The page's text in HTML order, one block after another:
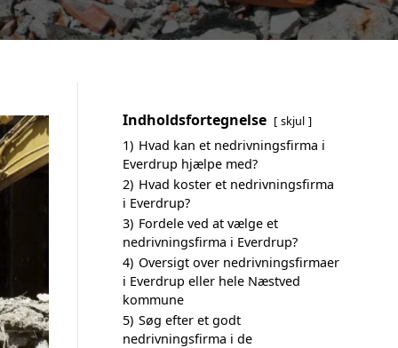
Indholdsfortegnelse skjul
1) Hvad kan et nedrivningsfirma i
Everdrup hjælpe med?
2) Hvad koster et nedrivningsfirma
i Everdrup?
3) Fordele ved at vælge et
nedrivningsfirma i Everdrup?
4) Oversigt over nedrivningsfirmaer
i Everdrup eller hele Næstved
kommune
5) Søg efter et godt
nedrivningsfirma i de